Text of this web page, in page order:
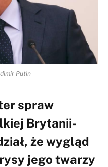
Putin
spraw
Brytanii-
że wygląd
jego twarzy